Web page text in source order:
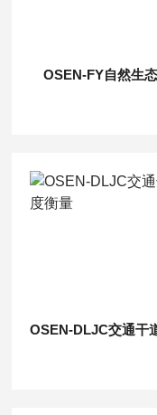
OSEN-FY自然生